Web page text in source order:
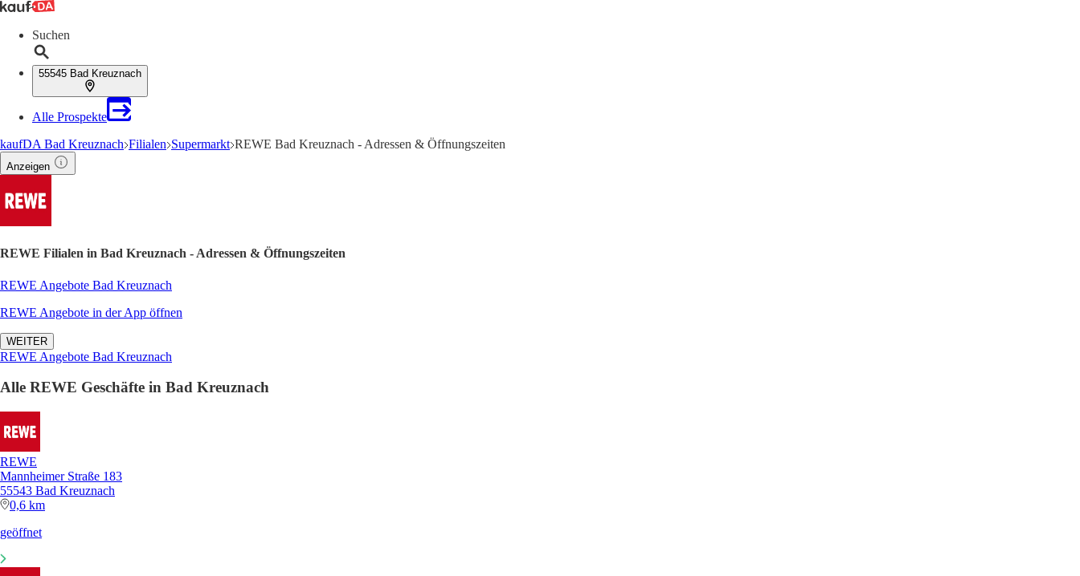
Suchen
55545 Bad Kreuznach
Alle Prospekte
kaufDA Bad Kreuznach Filialen Supermarkt REWE Bad Kreuznach - Adressen & Öffnungszeiten
Anzeigen
REWE Filialen in Bad Kreuznach - Adressen & Öffnungszeiten
REWE Angebote Bad Kreuznach
REWE Angebote in der App öffnen
WEITER
REWE Angebote Bad Kreuznach
Alle REWE Geschäfte in Bad Kreuznach
REWE
Mannheimer Straße 183
55543 Bad Kreuznach
0,6 km
geöffnet